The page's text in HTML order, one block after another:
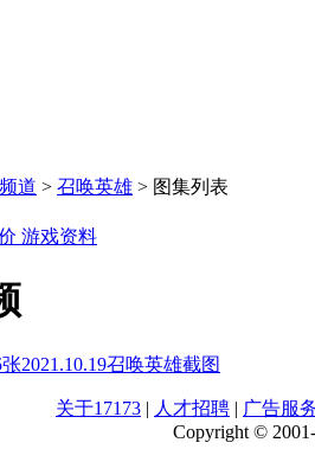
道 > 召唤英雄 > 图集列表
游戏资料
张2021.10.19召唤英雄截图
关于17173 | 人才招聘 | 广告服
Copyright ©